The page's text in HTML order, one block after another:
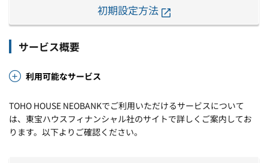
初期設定方法
サービス概要
利用可能なサービス
TOHO HOUSE NEOBANKでご利用いただけるサービスについて
は、東宝ハウスフィナンシャル社のサイトで詳しくご案内してお
ります。以下よりご確認ください。